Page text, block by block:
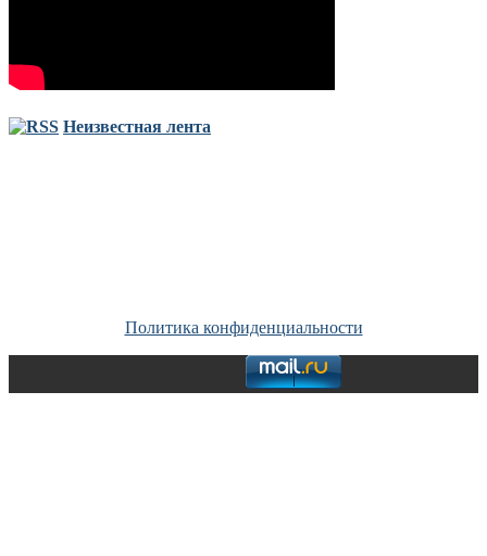
Неизвестная лента
Политика конфиденциальности